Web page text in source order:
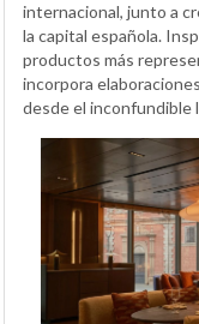
internacional, junto a
la capital española.
productos más
incorpora
desde el inconfundible